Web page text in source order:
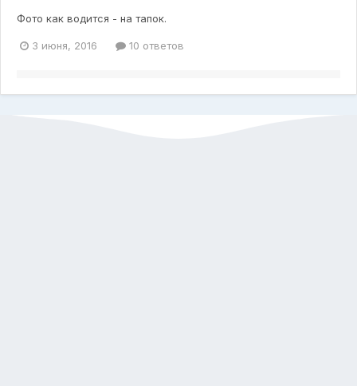
Фото как водится - на тапок.
3 июня, 2016 10 ответов